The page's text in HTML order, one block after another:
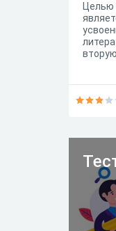
Целью